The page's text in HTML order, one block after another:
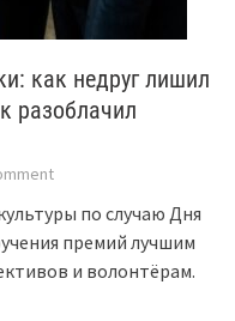
как недруг лишил
разоблачил
по случаю Дня
премий лучшим
и волонтёрам.